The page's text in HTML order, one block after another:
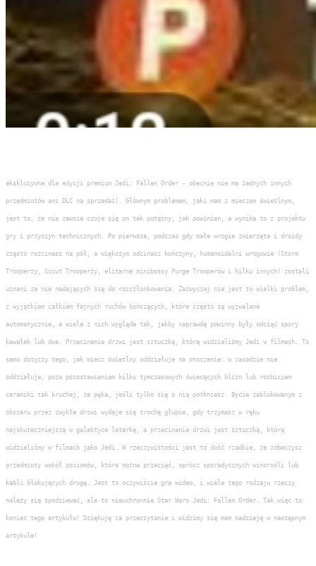
ekskluzywna dla edycji premium Jedi: Fallen Order - obecnie nie ma żadnych innych
przedmiotów ani DLC na sprzedaż). Głównym problemem, jaki mam z mieczem świetlnym,
jest to, że nie zawsze czuje się on tak potężny, jak powinien, a wynika to z projektu
gry i przyczyn technicznych. Po pierwsze, podczas gdy małe wrogie zwierzęta i droidy
często rozcinasz na pół, a większym odcinasz kończyny, humanoidalni wrogowie (Storm
Trooperzy, Scout Trooperzy, elitarne minibossy Purge Trooperów i kilku innych) zostali
uznani za nie nadających się do rozczłonkowania. Zazwyczaj nie jest to wielki problem,
z wyjątkiem całkiem fajnych ruchów kończących, które często są wyzwalane
automatycznie, a wiele z nich wygląda tak, jakby naprawdę powinny były odciąć spory
kawałek lub dwa. Przecinanie drzwi jest sztuczką, którą widzieliśmy Jedi w filmach. To
samo dotyczy tego, jak miecz świetlny oddziałuje na otoczenie: w zasadzie nie
oddziałuje, poza pozostawieniem kilku tymczasowych świecących blizn lub rozbiciem
ceramiki tak kruchej, że pęka, jeśli tylko się o nią potkniesz. Bycie zablokowanym z
obszaru przez zwykłe drzwi wydaje się trochę głupie, gdy trzymasz w ręku
najskuteczniejszą w galaktyce latarkę, a przecinanie drzwi jest sztuczką, którą
widzieliśmy w filmach jako Jedi. W rzeczywistości jest to dość rzadkie, że zobaczysz
przedmioty wokół poziomów, które można przeciąć, oprócz sporadycznych winorośli lub
kabli blokujących drogę. Jest to oczywiście gra wideo, i wiele tego rodzaju rzeczy
należy się spodziewać, ale to nieuchronnie Star Wars Jedi: Fallen Order. Tak więc to
koniec tego artykułu! Dziękuję za przeczytanie i widzimy się mam nadzieję w następnym
artykule!